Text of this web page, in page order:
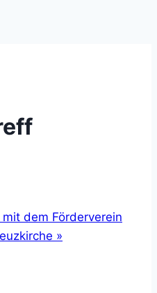
dem Förderverein
»